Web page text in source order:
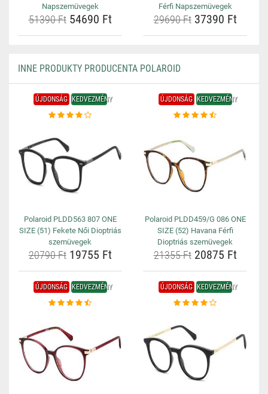
Napszemüvegek
51390 Ft54690 Ft
Férfi Napszemüvegek
29690 Ft37390 Ft
INNE PRODUKTY PRODUCENTA POLAROID
ÚJDONSÁG KEDVEZMÉNY
Polaroid PLDD563 807 ONE
SIZE (51) Fekete Női Dioptriás
szemüvegek
20790 Ft19755 Ft
ÚJDONSÁG KEDVEZMÉNY
Polaroid PLDD459/G 086 ONE
SIZE (52) Havana Férfi
Dioptriás szemüvegek
21355 Ft20875 Ft
ÚJDONSÁG KEDVEZMÉNY ÚJDONSÁG KEDVEZMÉNY